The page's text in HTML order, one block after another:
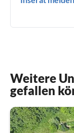
Weitere
gefallen